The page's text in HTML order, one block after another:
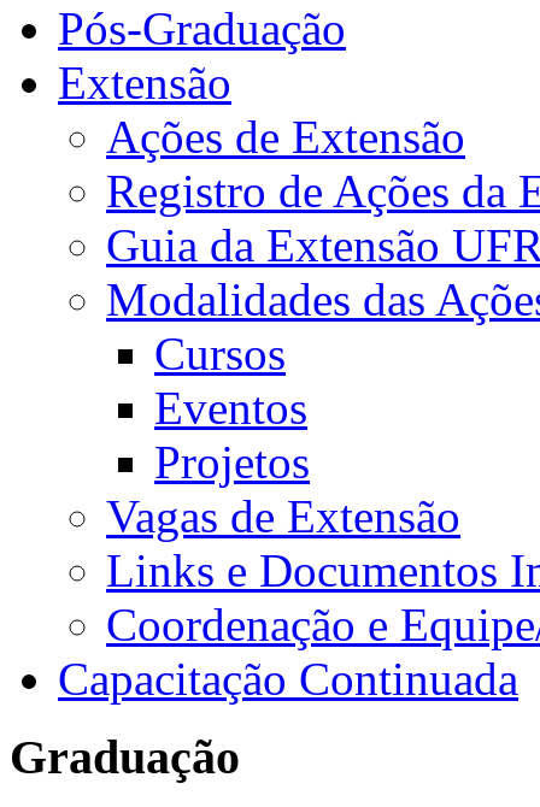
Pós-Graduação
Extensão
Ações de Extensão
Registro de Ações da
Guia da Extensão
Modalidades das
Cursos
Eventos
Projetos
Vagas de Extensão
Links e Documentos
Coordenação e
Capacitação Continuada
Graduação